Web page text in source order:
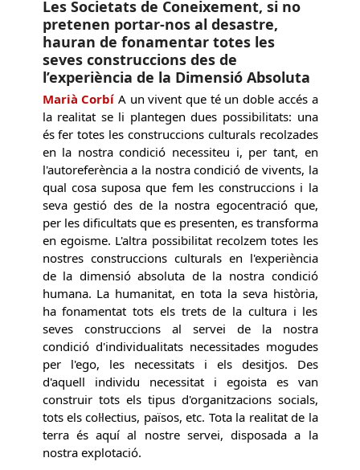
Les Societats de Coneixement, si no
pretenen portar-nos al desastre,
hauran de fonamentar totes les
seves construccions des de
l’experiència de la Dimensió Absoluta
Marià Corbí A un vivent que té un doble accés a
la realitat se li plantegen dues possibilitats: una
és fer totes les construccions culturals recolzades
en la nostra condició necessiteu i, per tant, en
l'autoreferència a la nostra condició de vivents, la
qual cosa suposa que fem les construccions i la
seva gestió des de la nostra egocentració que,
per les dificultats que es presenten, es transforma
en egoisme. L'altra possibilitat recolzem totes les
nostres construccions culturals en l'experiència
de la dimensió absoluta de la nostra condició
humana. La humanitat, en tota la seva història,
ha fonamentat tots els trets de la cultura i les
seves construccions al servei de la nostra
condició d'individualitats necessitades mogudes
per l'ego, les necessitats i els desitjos. Des
d'aquell individu necessitat i egoista es van
construir tots els tipus d'organitzacions socials,
tots els col·lectius, països, etc. Tota la realitat de la
terra és aquí al nostre servei, disposada a la
nostra explotació.